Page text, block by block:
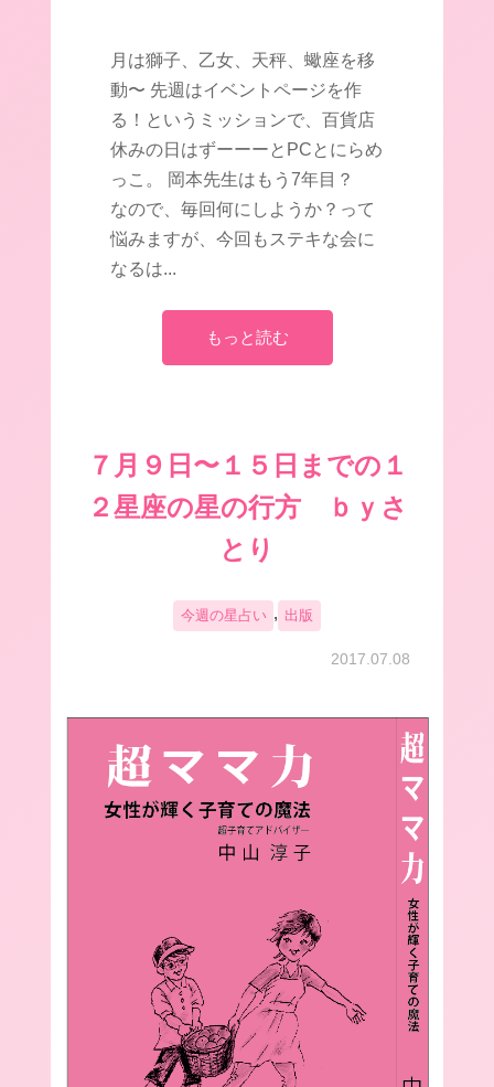
月は獅子、乙女、天秤、蠍座を移
動〜 先週はイベントページを作
る！というミッションで、百貨店
休みの日はずーーーとPCとにらめ
っこ。 岡本先生はもう7年目？
なので、毎回何にしようか？って
悩みますが、今回もステキな会に
なるは...
もっと読む
７月９日〜１５日までの１
２星座の星の行方 ｂｙさ
とり
今週の星占い , 出版
2017.07.08